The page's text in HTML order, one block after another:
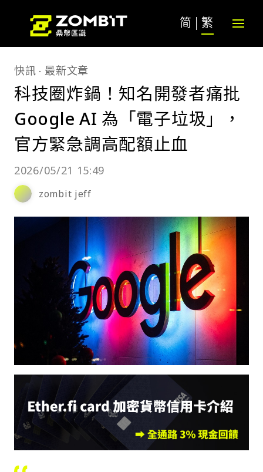
简 繁
快訊 最新文章
科技圈炸鍋！知名開發者痛批
Google AI 為「電子垃圾」，
官方緊急調高配額止血
2026/05/21 15:49
zombit jeff